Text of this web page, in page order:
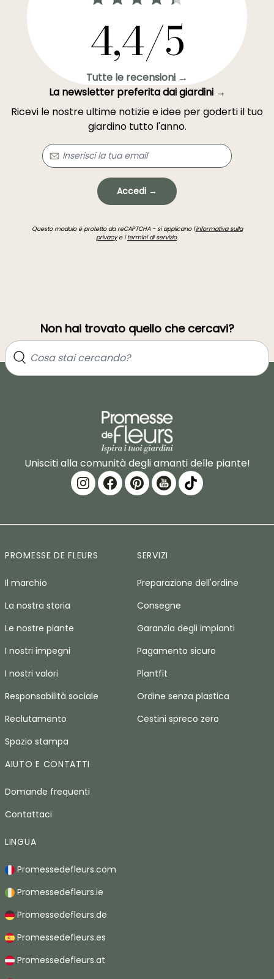
4,4/5
Tutte le recensioni →
La newsletter preferita dai giardini →
Ricevi le nostre ultime notizie e idee per goderti il tuo
giardino tutto l'anno.
Accedi →
Questo modulo è protetto da reCAPTCHA - si applicano l'informativa sulla
privacye itermini di servizio.
Non hai trovato quello che cercavi?
Unisciti alla comunità degli amanti delle piante!
PROMESSE DE FLEURS
Il marchio
La nostra storia
Le nostre piante
I nostri impegni
I nostri valori
Responsabilità sociale
Reclutamento
Spazio stampa
SERVIZI
Preparazione dell'ordine
Consegne
Garanzia degli impianti
Pagamento sicuro
Plantfit
Ordine senza plastica
Cestini spreco zero
AIUTO E CONTATTI
Domande frequenti
Contattaci
LINGUA
Promessedefleurs.com
Promessedefleurs.ie
Promessedefleurs.de
Promessedefleurs.es
Promessedefleurs.at